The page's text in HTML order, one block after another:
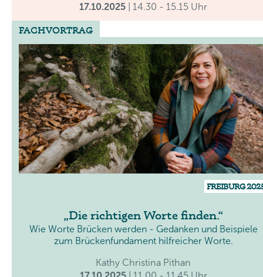
17.10.2025
| 14.30 - 15.15 Uhr
FACHVORTRAG
FREIBURG
Die richtigen Worte finden.
Wie Worte Brücken werden - Gedanken und Beispiele
zum Brückenfundament hilfreicher Worte.
Kathy Christina Pithan